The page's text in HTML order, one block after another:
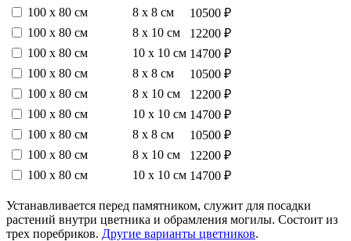
100 х 80 см
8 х 8 см
10500 ₽
100 х 80 см
8 х 10 см
12200 ₽
100 х 80 см
10 х 10 см 14700 ₽
100 х 80 см
8 х 8 см
10500 ₽
100 х 80 см
8 х 10 см
12200 ₽
100 х 80 см
10 х 10 см 14700 ₽
100 х 80 см
8 х 8 см
10500 ₽
100 х 80 см
8 х 10 см
12200 ₽
100 х 80 см
10 х 10 см 14700 ₽
Устанавливается перед памятником, служит для посадки
растений внутри цветника и обрамления могилы. Состоит из
трех поребриков. Другие варианты цветников.